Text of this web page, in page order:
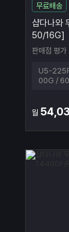
무료배송
샵다나와
50/16G]
판매점 평가
U5-
00G /
월